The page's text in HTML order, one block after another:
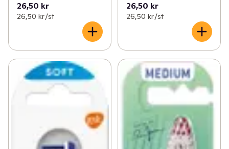
26,50 kr
26,50 kr /st
26,50 kr
26,50 kr /st